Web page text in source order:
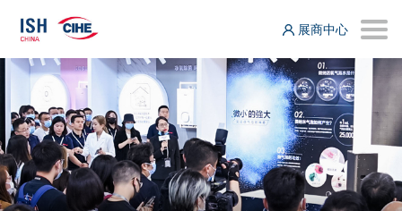
展商中心